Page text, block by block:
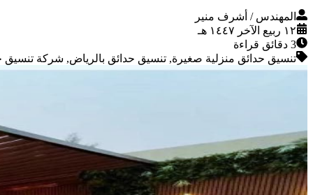
المهندس / أشرف منير
١٢ ربيع الآخر ١٤٤٧ هـ
3 دقائق قراءة
تنسيق حدائق منزلية صغيرة, تنسيق حدائق بالرياض, شركة تنسيق